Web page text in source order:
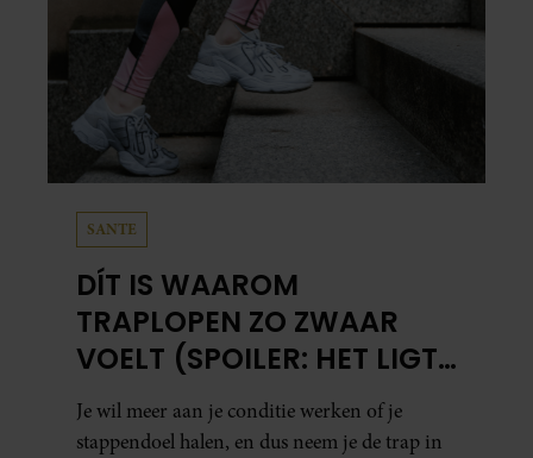
SANTE
DÍT IS WAAROM
TRAPLOPEN ZO ZWAAR
VOELT (SPOILER: HET LIGT
NIET AAN JE CONDITIE)
Je wil meer aan je conditie werken of je
stappendoel halen, en dus neem je de trap in